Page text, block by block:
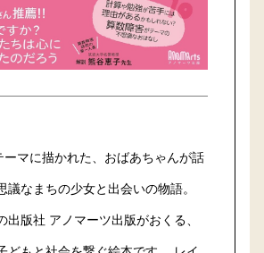
ーマに描かれた、おばあちゃんが話
議なまちの少女と出会いの物語。
出版社 アノマーツ出版がおくる、